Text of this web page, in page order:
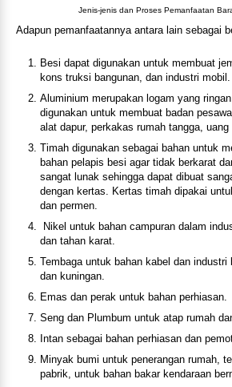
Jenis-jenis dan Proses Pemanfaatan
Adapun pemanfaatannya antara lain sebagai
Besi dapat digunakan untuk membuat
kons truksi bangunan, dan industri mobil.
Aluminium merupakan logam yang
digunakan untuk membuat badan
alat dapur, perkakas rumah tangga, uang
Timah digunakan sebagai bahan untuk
bahan pelapis besi agar tidak berkarat
sangat lunak sehingga dapat dibuat
dengan kertas. Kertas timah dipakai
dan permen.
Nikel untuk bahan campuran dalam
dan tahan karat.
Tembaga untuk bahan kabel dan industri
dan kuningan.
Emas dan perak untuk bahan perhiasan.
Seng dan Plumbum untuk atap rumah
Intan sebagai bahan perhiasan dan
Minyak bumi untuk penerangan rumah,
pabrik, untuk bahan bakar kendaraan